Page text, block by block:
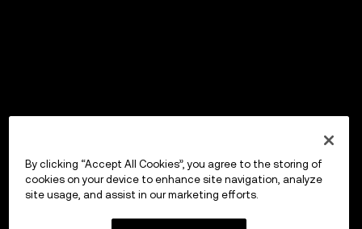
By clicking “Accept All Cookies”, you agree to the storing of
cookies on your device to enhance site navigation, analyze
site usage, and assist in our marketing efforts.